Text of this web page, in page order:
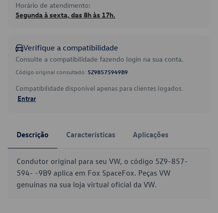
Horário de atendimento:
Segunda à sexta, das 8h às 17h.
Verifique a compatibilidade
Consulte a compatibilidade fazendo login na sua conta.
Código original consultado: 5Z98575949B9
Compatibilidade disponível apenas para clientes logados.
Entrar
Descrição Características Aplicações
Condutor original para seu VW, o código 5Z9-857-
594- -9B9 aplica em Fox SpaceFox. Peças VW
genuínas na sua loja virtual oficial da VW.